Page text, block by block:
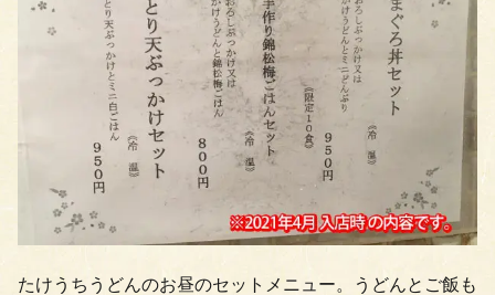
たけうちうどんのお昼のセットメニュー。うどんとご飯も